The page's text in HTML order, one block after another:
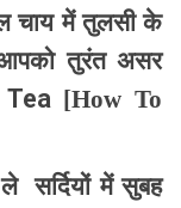
चाय में तुलसी के
तुरंत असर
[How To
सर्दियों में सुबह